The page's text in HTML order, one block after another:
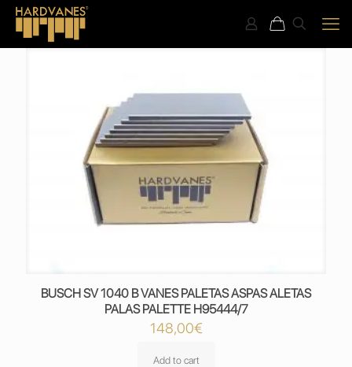
BUSCH SV 1040 B VANES PALETAS ASPAS ALETAS
PALAS PALETTE H95444/7
148,00€
Add to cart